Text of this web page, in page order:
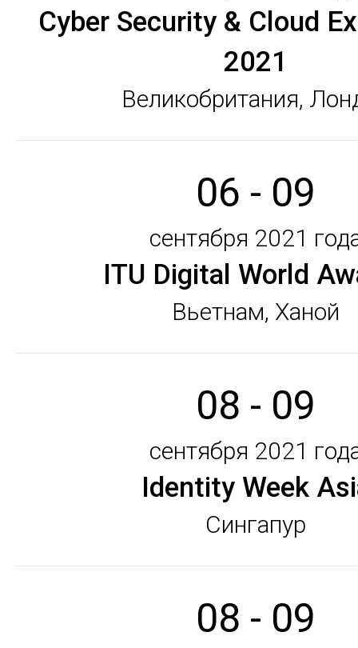
Cyber ​​Security & Cloud
2021
Великобритания,
06 - 09
сентября 2021
ITU Digital World
Вьетнам, Ханой
08 - 09
сентября 2021
Identity Week
Сингапур
08 - 09